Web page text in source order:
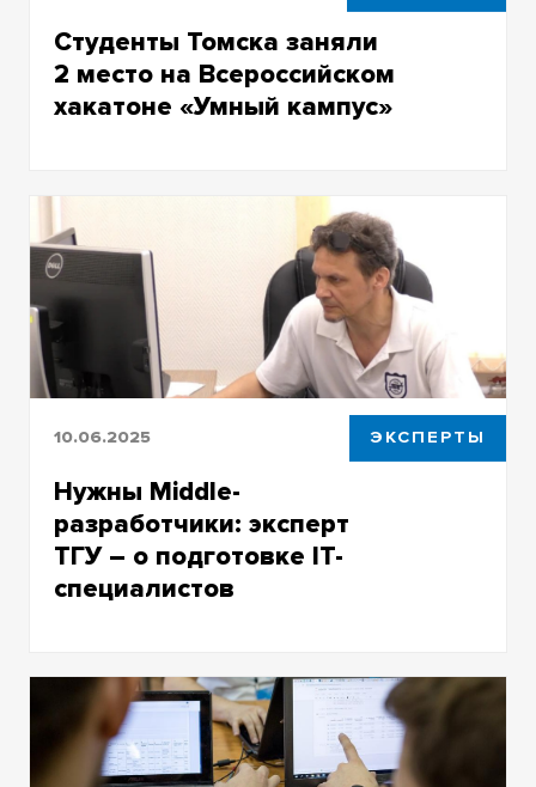
Студенты Томска заняли
2 место на Всероссийском
хакатоне «Умный кампус»
Яндекса по улучшению коммуникационного
сервиса для людей с нарушениями речи и
слуха
10.06.2025 ЭКСПЕРТЫ
Нужны Middle-
разработчики: эксперт
ТГУ – о подготовке IT-
специалистов
компаний в деятельность вузов